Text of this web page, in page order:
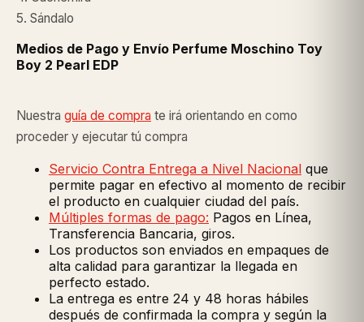
5. Sándalo
Medios de Pago y Envío Perfume Moschino Toy
Boy 2 Pearl EDP
Nuestra guía de compra te irá orientando en como
proceder y ejecutar tú compra
Servicio Contra Entrega a Nivel Nacional que
permite pagar en efectivo al momento de recibir
el producto en cualquier ciudad del país.
Múltiples formas de pago: Pagos en Línea,
Transferencia Bancaria, giros.
Los productos son enviados en empaques de
alta calidad para garantizar la llegada en
perfecto estado.
La entrega es entre 24 y 48 horas hábiles
después de confirmada la compra y según la